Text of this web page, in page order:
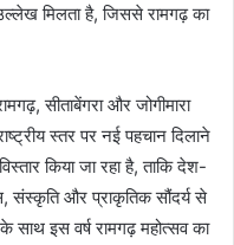
मिलता है, जिससे रामगढ़ का
सीताबेंगरा और जोगीमारा
स्तर पर नई पहचान दिलाने
किया जा रहा है, ताकि देश-
संस्कृति और प्राकृतिक सौंदर्य से
साथ इस वर्ष रामगढ़ महोत्सव का